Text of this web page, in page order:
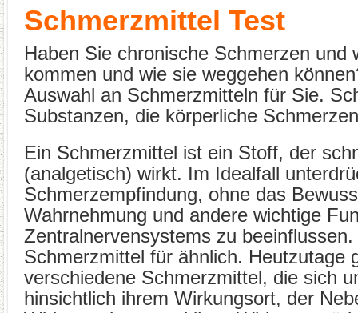
Schmerzmittel Test
Haben Sie chronische Schmerzen und
kommen und wie sie weggehen
Auswahl an Schmerzmitteln für Sie.
Substanzen, die körperliche
Ein Schmerzmittel ist ein Stoff, der
(analgetisch) wirkt. Im Idealfall
Schmerzempfindung, ohne das
Wahrnehmung und andere wichtige
Zentralnervensystems zu
Schmerzmittel für ähnlich. Heutzutage
verschiedene Schmerzmittel, die sich
hinsichtlich ihrem Wirkungsort, der